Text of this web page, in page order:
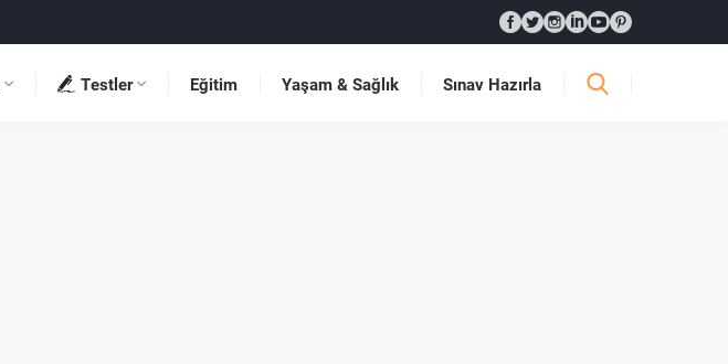
Testler Eğitim Yaşam & Sağlık Sınav Hazırla